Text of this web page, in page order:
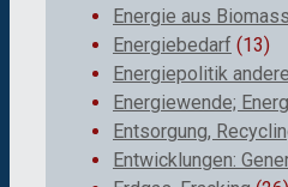
Energie aus
Energiebedarf (13)
Energiepolitik
Energiewende;
Entsorgung,
Entwicklungen: